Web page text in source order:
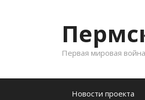
Первая мировая
Новости проекта